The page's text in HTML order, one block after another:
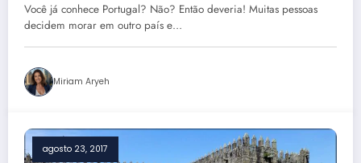
Você já conhece Portugal? Não? Então deveria! Muitas pessoas
decidem morar em outro país e…
Miriam Aryeh
agosto 23, 2017